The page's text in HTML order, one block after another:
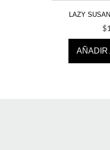
LAZY
$
AÑADIR